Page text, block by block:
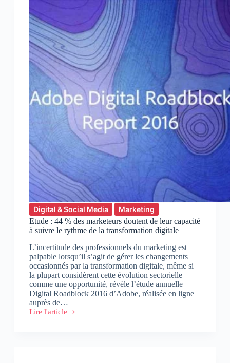
Percent
Programmatic
Ad
Campaign
Digital & Social Media
Marketing
Etude : 44 % des marketeurs doutent de leur capacité
à suivre le rythme de la transformation digitale
L’incertitude des professionnels du marketing est
palpable lorsqu’il s’agit de gérer les changements
occasionnés par la transformation digitale, même si
la plupart considèrent cette évolution sectorielle
comme une opportunité, révèle l’étude annuelle
Digital Roadblock 2016 d’Adobe, réalisée en ligne
auprès de…
Lire l'article
Etude